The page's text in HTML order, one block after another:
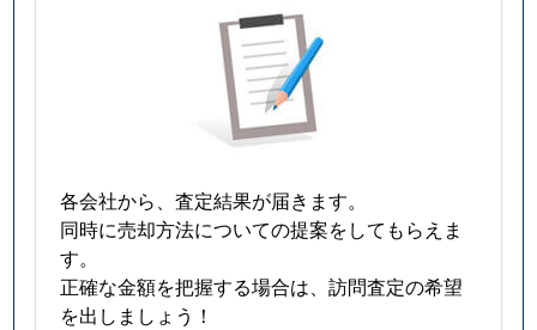
各会社から、査定結果が届きます。
同時に売却方法についての提案をしてもらえま
す。
正確な金額を把握する場合は、訪問査定の希望
を出しましょう！